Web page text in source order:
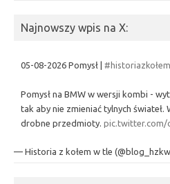
Najnowszy wpis na X:
05-08-2026 Pomysł |
Pomysł na BMW w wersji kombi -
tak aby nie zmieniać tylnych
drobne przedmioty. pic.twitter.com/
— Historia z kołem w tle